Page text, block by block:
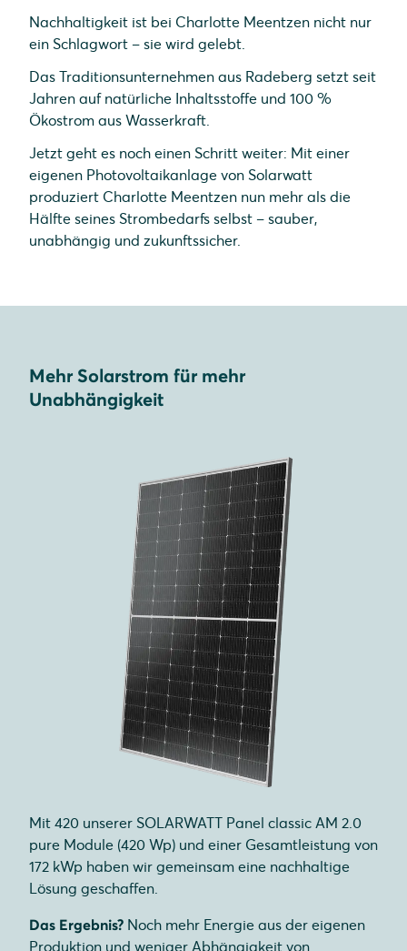
Nachhaltigkeit ist bei Charlotte Meentzen nicht nur
ein Schlagwort – sie wird gelebt.
Das Traditionsunternehmen aus Radeberg setzt seit
Jahren auf natürliche Inhaltsstoffe und 100 %
Ökostrom aus Wasserkraft.
Jetzt geht es noch einen Schritt weiter: Mit einer
eigenen Photovoltaikanlage von Solarwatt
produziert Charlotte Meentzen nun mehr als die
Hälfte seines Strombedarfs selbst – sauber,
unabhängig und zukunftssicher.
Mehr Solarstrom für mehr
Unabhängigkeit
Mit 420 unserer SOLARWATT Panel classic AM 2.0
pure Module (420 Wp) und einer Gesamtleistung von
172 kWp haben wir gemeinsam eine nachhaltige
Lösung geschaffen.
Das Ergebnis? Noch mehr Energie aus der eigenen
Produktion und weniger Abhängigkeit von